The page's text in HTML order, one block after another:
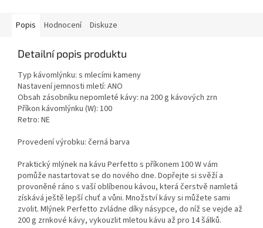
Popis Hodnocení Diskuze
Detailní popis produktu
Typ kávomlýnku: s mlecími kameny
Nastavení jemnosti mletí: ANO
Obsah zásobníku nepomleté kávy: na 200 g kávových zrn
Příkon kávomlýnku (W): 100
Retro: NE
Provedení výrobku: černá barva
Praktický mlýnek na kávu Perfetto s příkonem 100 W vám
pomůže nastartovat se do nového dne. Dopřejte si svěží a
provoněné ráno s vaší oblíbenou kávou, která čerstvě namletá
získává ještě lepší chuť a vůni. Množství kávy si můžete sami
zvolit. Mlýnek Perfetto zvládne díky násypce, do níž se vejde až
200 g zrnkové kávy, vykouzlit mletou kávu až pro 14 šálků.